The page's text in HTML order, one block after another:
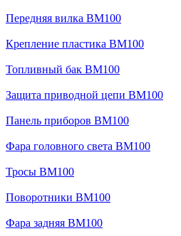
Передняя вилка BM100
Крепление пластика BM100
Топливный бак BM100
Защита приводной цепи BM100
Панель приборов BM100
Фара головного света BM100
Тросы BM100
Поворотники BM100
Фара задняя BM100